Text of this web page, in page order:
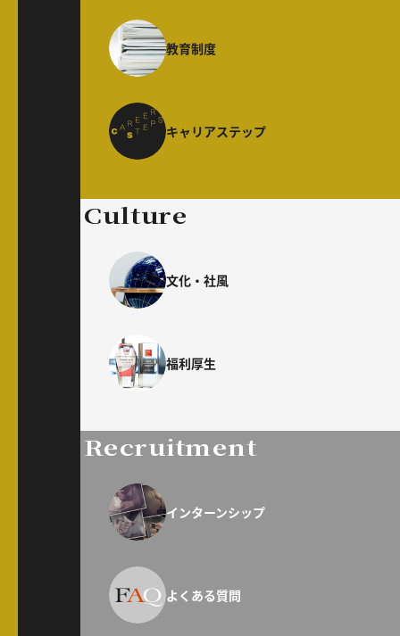
教育制度
キャリアステップ
Culture
文化・社風
福利厚生
Recruitment
インターンシップ
よくある質問